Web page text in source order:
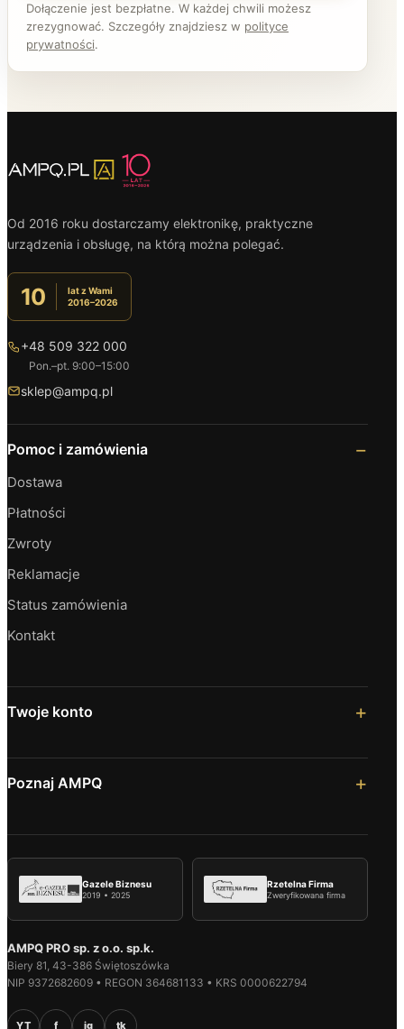
Dołączenie jest bezpłatne. W każdej chwili możesz
zrezygnować. Szczegóły znajdziesz w polityce
prywatności.
Od 2016 roku dostarczamy elektronikę, praktyczne
urządzenia i obsługę, na którą można polegać.
10
lat z Wami
2016–2026
+48 509 322 000
Pon.–pt. 9:00–15:00
sklep@ampq.pl
Pomoc i zamówienia
Dostawa
Płatności
Zwroty
Reklamacje
Status zamówienia
Kontakt
Twoje konto
Poznaj AMPQ
Gazele Biznesu
2019 • 2025
Rzetelna Firma
Zweryfikowana firma
AMPQ PRO sp. z o.o. sp.k.
Biery 81, 43-386 Świętoszówka
NIP 9372682609 • REGON 364681133 • KRS 0000622794
YT f ig tk